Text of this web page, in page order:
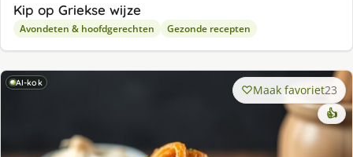
Kip op Griekse wijze
Avondeten & hoofdgerechten Gezonde recepten
AI-kok Maak favoriet23
👍